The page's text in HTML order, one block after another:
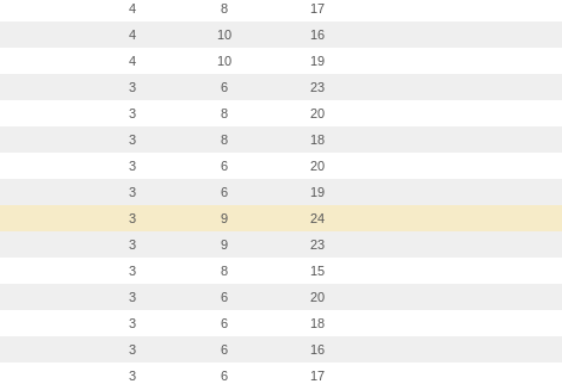
4 8 17
4 10 16
4 10 19
3 6 23
3 8 20
3 8 18
3 6 20
3 6 19
3 9 24
3 9 23
3 8 15
3 6 20
3 6 18
3 6 16
3 6 17